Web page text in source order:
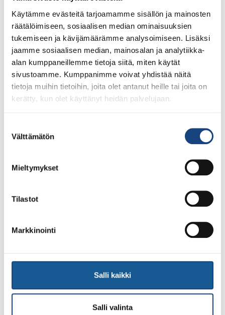
Käytämme evästeitä tarjoamamme sisällön ja mainosten
räätälöimiseen, sosiaalisen median ominaisuuksien
tukemiseen ja kävijämäärämme analysoimiseen. Lisäksi
jaamme sosiaalisen median, mainosalan ja analytiikka-
alan kumppaneillemme tietoja siitä, miten käytät
sivustoamme. Kumppanimme voivat yhdistää näitä
tietoja muihin tietoihin, joita olet antanut heille tai joita on
kerätty, kun olet käyttänyt heidän palvelujaan.
valinta
Välttämätön
Mieltymykset
Tilastot
Markkinointi
Salli kaikki
Salli valinta
Lindesberg, Ruotsi
13.7.2026
alle 21-vuotiaiden European
Cupista